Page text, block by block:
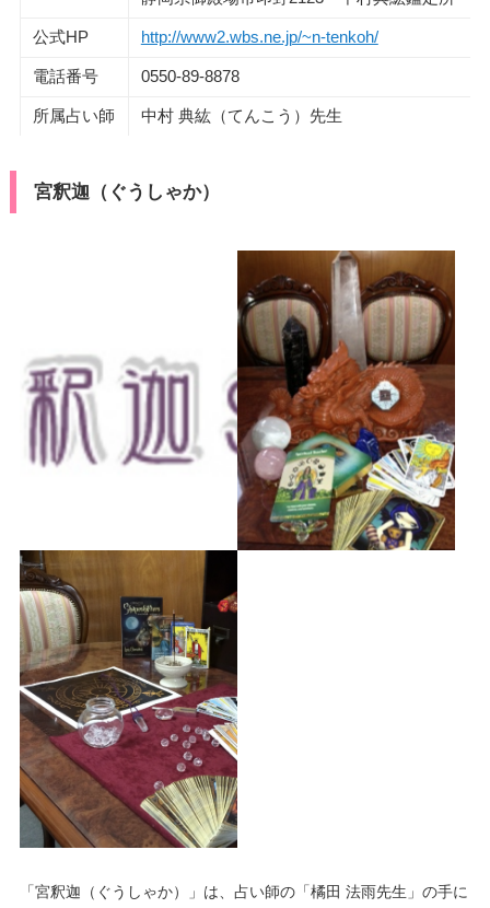
公式HP http://www2.wbs.ne.jp/~n-tenkoh/
電話番号 0550-89-8878
所属占い師 中村 典紘（てんこう）先生
宮釈迦（ぐうしゃか）
「宮釈迦（ぐうしゃか）」は、占い師の「橘田 法雨先生」の手に